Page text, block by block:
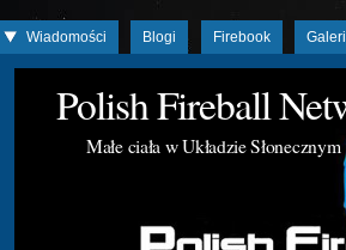
Wiadomości Blogi Firebook
Polish Fireball
Małe ciała w Układzie Słonecznym